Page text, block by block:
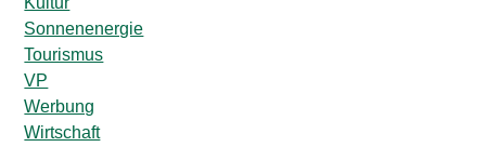
Sonnenenergie
Tourismus
VP
Werbung
Wirtschaft